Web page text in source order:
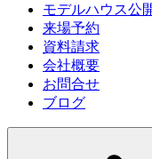
モデルハウス公
来場予約
資料請求
会社概要
お問合せ
ブログ